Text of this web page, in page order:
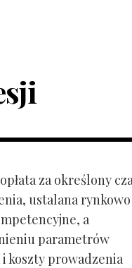
za określony
ustalana
a
parametrów
i koszty prowadzenia